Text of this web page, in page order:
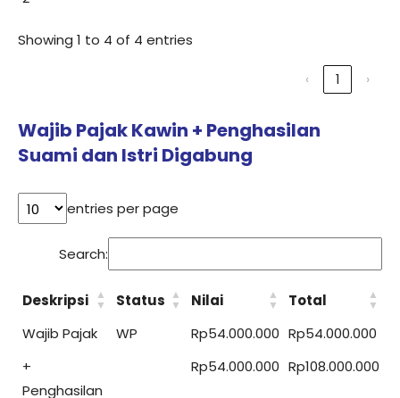
Showing 1 to 4 of 4 entries
‹ 1 ›
Wajib Pajak Kawin + Penghasilan
Suami dan Istri Digabung
entries per page
Search:
Deskripsi Status Nilai
Total
Wajib Pajak
WP Rp54.000.000 Rp54.000.000
+
Penghasilan
Rp54.000.000 Rp108.000.000